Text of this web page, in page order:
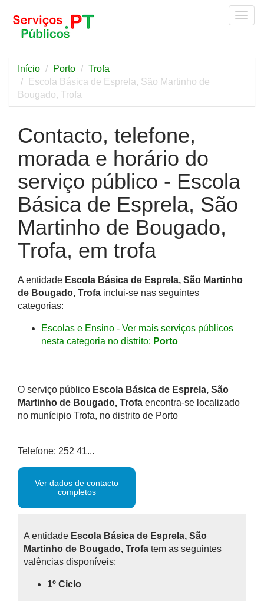
Início Porto
Trofa
Escola Básica de Esprela, São Martinho de
Bougado, Trofa
Contacto, telefone,
morada e horário do
serviço público - Escola
Básica de Esprela, São
Martinho de Bougado,
Trofa, em trofa
A entidade Escola Básica de Esprela, São Martinho
de Bougado, Trofa inclui-se nas seguintes
categorias:
Escolas e Ensino - Ver mais serviços públicos
nesta categoria no distrito: Porto
O serviço público Escola Básica de Esprela, São
Martinho de Bougado, Trofa encontra-se localizado
no munícipio Trofa, no distrito de Porto
Telefone: 252 41...
Ver dados de contacto
completos
A entidade Escola Básica de Esprela, São
Martinho de Bougado, Trofa tem as seguintes
valências disponíveis:
1º Ciclo